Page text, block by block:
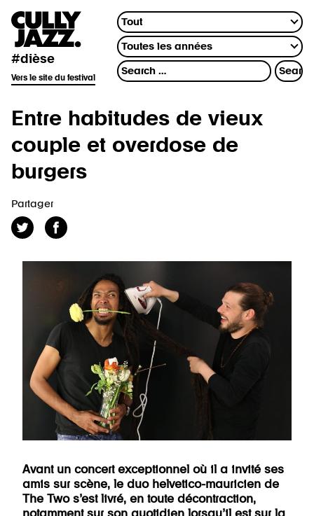
#dièse
Vers le site du festival
Entre habitudes de vieux
couple et overdose de
burgers
Partager
Avant un concert exceptionnel où il a invité ses
amis sur scène, le duo helvetico-mauricien de
The Two s’est livré, en toute décontraction,
notamment sur son quotidien lorsqu’il est sur la